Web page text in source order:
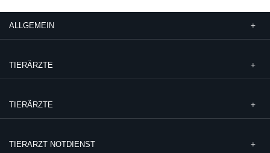
ALLGEMEIN
TIERÄRZTE
TIERÄRZTE
TIERARZT NOTDIENST